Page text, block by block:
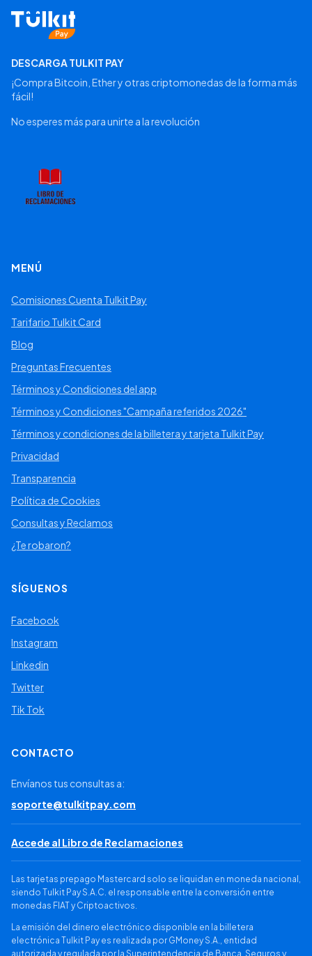
DESCARGA TULKIT PAY
¡Compra Bitcoin, Ether y otras criptomonedas de la forma más
fácil!
No esperes más para unirte a la revolución
MENÚ
Comisiones Cuenta Tulkit Pay
Tarifario Tulkit Card
Blog
Preguntas Frecuentes
Términos y Condiciones del app
Términos y Condiciones "Campaña referidos 2026"
Términos y condiciones de la billetera y tarjeta Tulkit Pay
Privacidad
Transparencia
Política de Cookies
Consultas y Reclamos
¿Te robaron?
SÍGUENOS
Facebook
Instagram
Linkedin
Twitter
Tik Tok
CONTACTO
Envíanos tus consultas a:
soporte@tulkitpay.com
Accede al Libro de Reclamaciones
Las tarjetas prepago Mastercard solo se liquidan en moneda nacional,
siendo Tulkit Pay S.A.C. el responsable entre la conversión entre
monedas FIAT y Criptoactivos.
La emisión del dinero electrónico disponible en la billetera
electrónica Tulkit Pay es realizada por GMoney S.A., entidad
autorizada y regulada por la Superintendencia de Banca, Seguros y